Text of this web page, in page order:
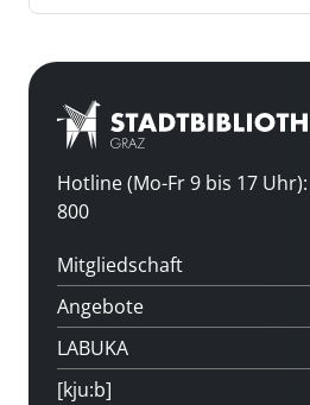
Hotline (Mo-Fr 9 bis 17
800
Mitgliedschaft
Angebote
LABUKA
[kju:b]